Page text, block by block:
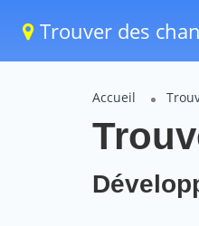
Trouver des
Accueil